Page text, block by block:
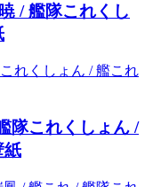
/ 艦隊これくし
隊これくしょん /
紙